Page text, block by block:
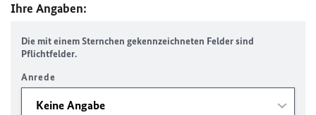
Ihre Angaben:
Die mit einem Sternchen gekennzeichneten Felder sind
Pflichtfelder.
Anrede